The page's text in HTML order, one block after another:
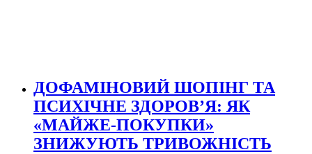
ДОФАМІНОВИЙ ШОПІНГ ТА
ПСИХІЧНЕ ЗДОРОВ’Я: ЯК
«МАЙЖЕ-ПОКУПКИ»
ЗНИЖУЮТЬ ТРИВОЖНІСТЬ